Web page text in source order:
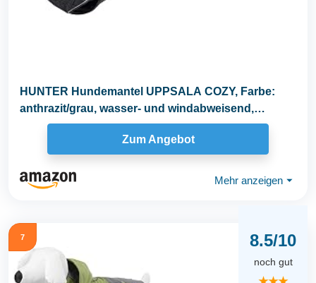
HUNTER Hundemantel UPPSALA COZY, Farbe:
anthrazit/grau, wasser- und windabweisend,
wärmendes...
Zum Angebot
Mehr anzeigen ⏷
7 8.5/10
noch gut